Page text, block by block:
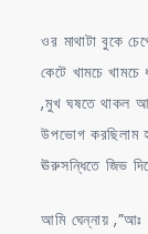
ওর মাথাটা বুকে
কেটে খামচে
,মুখ ঘষতে থাকল
উপভোগ করছিলাম
ঊরুসন্ধিতে জিভ
আমি ঘেন্নায় ,”আঃ